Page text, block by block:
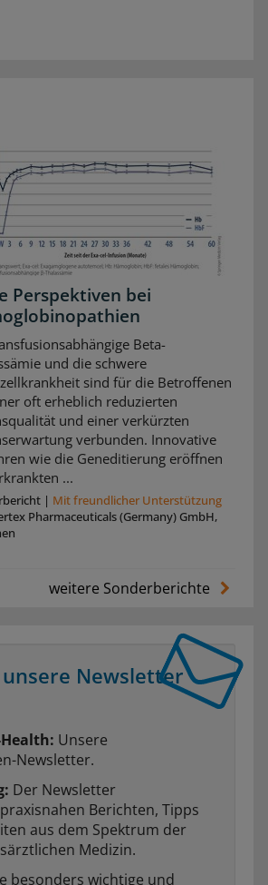
Perspektiven bei
Beta-
und die schwere
sind für die Betroffenen
oft erheblich reduzierten
und einer verkürzten
verbunden. Innovative
wie die Geneditierung eröffnen
...
| Mit freundlicher Unterstützung
Pharmaceuticals (Germany) GmbH,
weitere Sonderberichte
unsere Newsletter
Unsere
Newsletter.
Der Newsletter
Berichten, Tipps
aus dem Spektrum der
Medizin.
besonders wichtige und